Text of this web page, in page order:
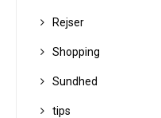
Rejser
Shopping
Sundhed
tips